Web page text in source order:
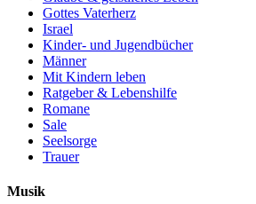
Gottes Vaterherz
Israel
Kinder- und Jugendbücher
Männer
Mit Kindern leben
Ratgeber & Lebenshilfe
Romane
Sale
Seelsorge
Trauer
Musik